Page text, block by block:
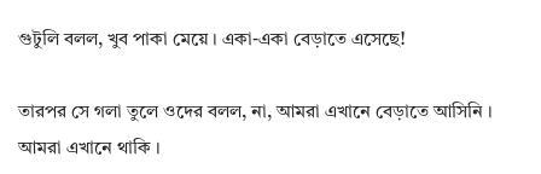
গুটুলি বলল, খুব পাকা মেয়ে। একা-একা বেড়াতে এসেছে!
তারপর সে গলা তুলে ওদের বলল, না, আমরা এখানে বেড়াতে আসিনি।
আমরা এখানে থাকি।